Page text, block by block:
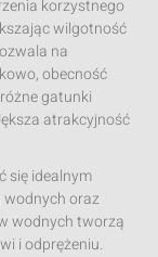
korzystnego
wilgotność
na
obecność
gatunki
atrakcyjność
się idealnym
wodnych oraz
wodnych tworzą
i odprężeniu.